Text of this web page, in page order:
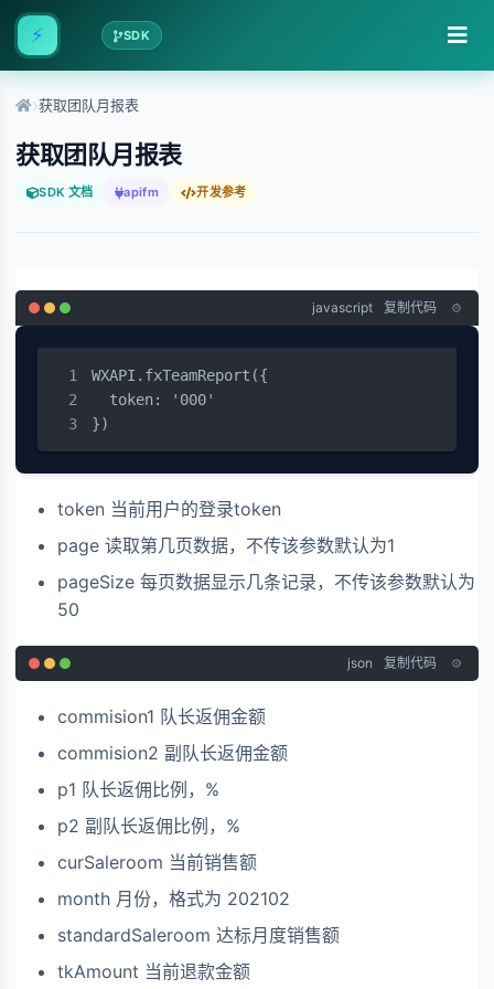
⚡ SDK
获取团队月报表
获取团队月报表
SDK 文档 apifm 开发参考
javascript 复制代码
WXAPI.fxTeamReport({
  token: '000'
})
token 当前用户的登录token
page 读取第几页数据，不传该参数默认为1
pageSize 每页数据显示几条记录，不传该参数默认为
50
json 复制代码
commision1 队长返佣金额
commision2 副队长返佣金额
p1 队长返佣比例，%
p2 副队长返佣比例，%
curSaleroom 当前销售额
month 月份，格式为 202102
standardSaleroom 达标月度销售额
tkAmount 当前退款金额